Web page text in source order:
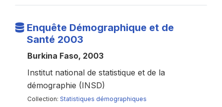
Enquête Démographique et de
Santé 2003
Burkina Faso, 2003
Institut national de statistique et de la
démographie (INSD)
Collection: Statistiques démographiques